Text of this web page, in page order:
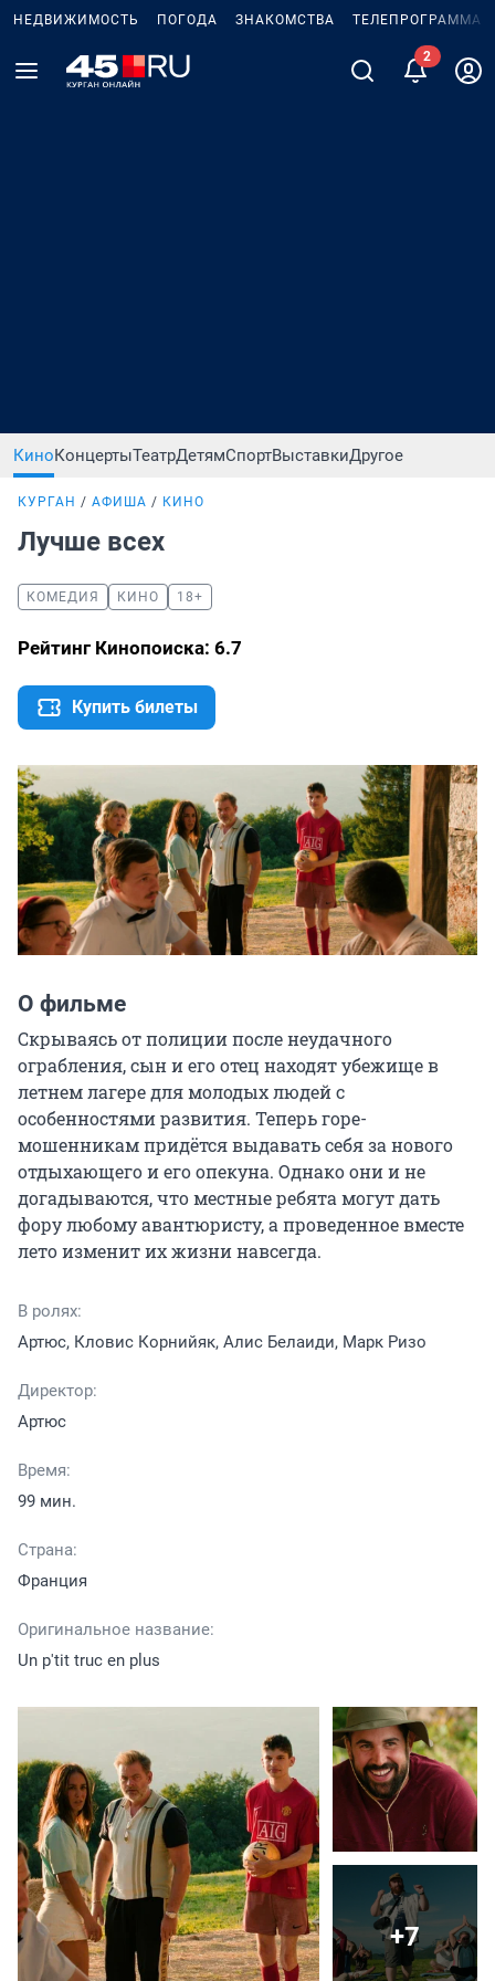
НЕДВИЖИМОСТЬ ПОГОДА ЗНАКОМСТВА ТЕЛЕПРОГРАММА
2
КиноКонцертыТеатрДетямСпортВыставкиДругое
КУРГАН АФИША КИНО
Лучше всех
КОМЕДИЯ КИНО 18+
Рейтинг Кинопоиска: 6.7
Купить билеты
О фильме
Скрываясь от полиции после неудачного
ограбления, сын и его отец находят убежище в
летнем лагере для молодых людей с
особенностями развития. Теперь горе-
мошенникам придётся выдавать себя за нового
отдыхающего и его опекуна. Однако они и не
догадываются, что местные ребята могут дать
фору любому авантюристу, а проведенное вместе
лето изменит их жизни навсегда.
В ролях:
Артюс, Кловис Корнийяк, Алис Белаиди, Марк Ризо
Директор:
Артюс
Время:
99 мин.
Страна:
Франция
Оригинальное название:
Un p'tit truc en plus
+7